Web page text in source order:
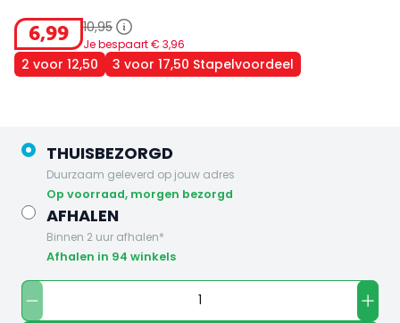
6,99 10,95
Je bespaart € 3,96
2 voor 12,50 3 voor 17,50 Stapelvoordeel
THUISBEZORGD
Duurzaam geleverd op jouw adres
op voorraad, morgen bezorgd
AFHALEN
Binnen 2 uur afhalen*
Afhalen in 94 winkels